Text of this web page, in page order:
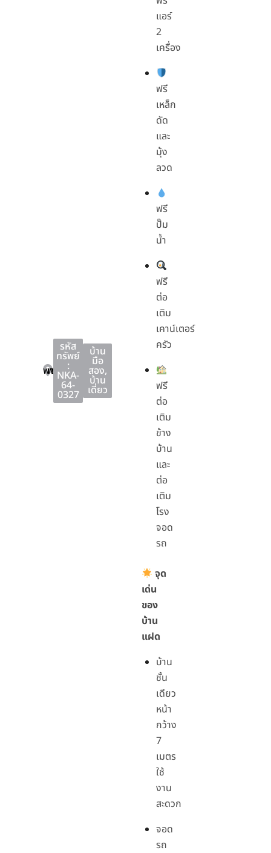
พานทอง
พานทอง
ชลบุรี
รหัส
ทรัพย์
:
NKA-
64-
0327
บ้าน
มือ
สอง,
บ้าน
เดี่ยว
แอร์
2
เครื่อง
ฟรี
เหล็ก
ดัด
และ
มุ้ง
ลวด
ฟรี
ปั๊ม
น้ำ
ฟรี
ต่อ
เติม
เคาน์เตอร์
ครัว
ฟรี
ต่อ
เติม
ข้าง
บ้าน
และ
ต่อ
เติม
โรง
จอด
รถ
จุด
เด่น
ของ
บ้าน
แฝด
บ้าน
ชั้น
เดียว
หน้า
กว้าง
7
เมตร
ใช้
งาน
สะดวก
จอด
รถ